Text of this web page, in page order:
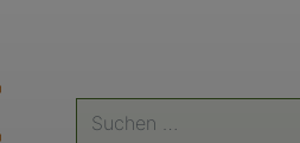
Suche